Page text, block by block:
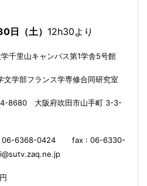
日（土） 12h30より
千里山キャンパス第1学舎5号館
文学部フランス学専修合同研究室
8680 大阪府吹田市山手町 3-3-
06-6368-0424
fax : 06-6330-
円